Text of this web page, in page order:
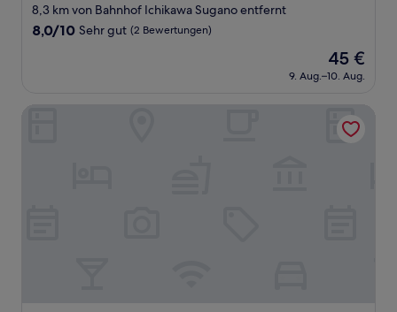
Sterne-
Unterkunft
8,3 km von Bahnhof Ichikawa Sugano entfernt
8.0
(2
8,0/10 Sehr gut (2 Bewertungen)
Der
Preis
beträgt
45 €
9. Aug.–10. Aug.